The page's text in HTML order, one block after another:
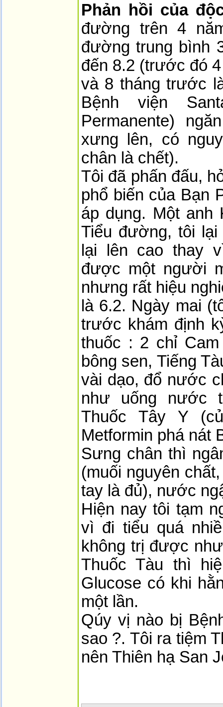
Phản hồi của
đường trên 4
đường trung bình
đến 8.2 (trước đó
và 8 tháng trước
Bệnh viện
Permanente)
xưng lên, có
chân là chết).
Tôi đã phấn đấu,
phổ biến của Bạn
áp dụng. Một anh
Tiểu đường, tôi
lại lên cao thay
được một người
nhưng rất hiệu
là 6.2. Ngày mai
trước khám định
thuốc : 2 chỉ
bông sen, Tiếng
vài dạo, đổ nước
như uống nước
Thuốc Tây Y
Metformin phá nát
Sưng chân thì
(muối nguyên
tay là đủ), nước
Hiện nay tôi tạm
vì đi tiểu quá
không trị được
Thuốc Tàu thì
Glucose có khi
một lần.
Qúy vị nào bị
sao ?. Tôi ra tiệm
nên Thiên hạ San